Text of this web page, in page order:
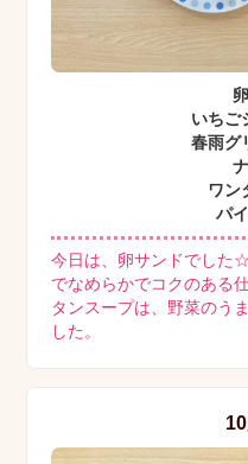
いちご
春雨グ
ワン
パ
今日は、卵サンドでした
でなめらかでコクのある
タンスープは、野菜のう
した。